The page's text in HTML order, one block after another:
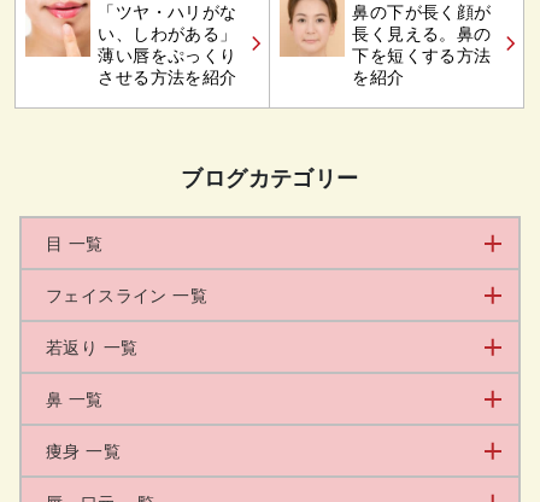
「ツヤ・ハリがな
い、しわがある」
薄い唇をぷっくり
させる方法を紹介
鼻の下が長く顔が
長く見える。鼻の
下を短くする方法
を紹介
ブログカテゴリー
目 一覧
フェイスライン 一覧
若返り 一覧
鼻 一覧
痩身 一覧